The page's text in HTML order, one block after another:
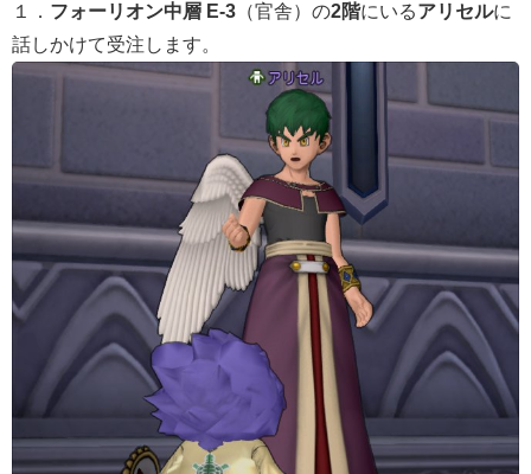
１． フォーリオン中層 E-3 （官舎）の2階にいるアリセルに
話しかけて受注します。